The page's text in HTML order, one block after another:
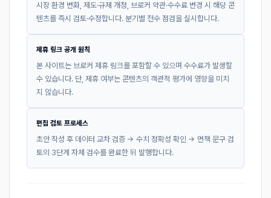
시장 환경 변화, 제도·규제 개정, 브로커 약관·수수료 변경 시 해당 콘
텐츠를 즉시 검토·수정합니다. 분기별 전수 점검을 실시합니다.
제휴 링크 공개 원칙
본 사이트는 브로커 제휴 링크를 포함할 수 있으며 수수료가 발생할
수 있습니다. 단, 제휴 여부는 콘텐츠의 객관적 평가에 영향을 미치
지 않습니다.
편집 검토 프로세스
초안 작성 후 데이터 교차 검증 → 수치 정확성 확인 → 면책 문구 검
토의 3단계 자체 검수를 완료한 뒤 발행합니다.